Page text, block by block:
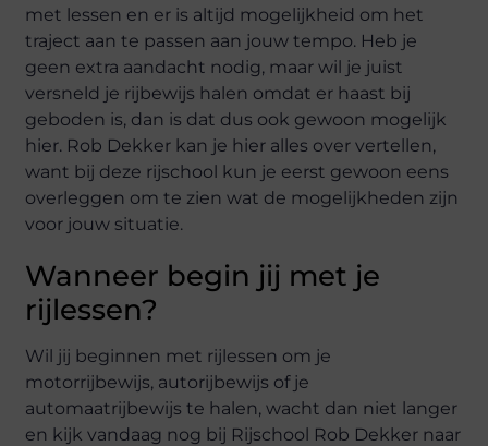
met lessen en er is altijd mogelijkheid om het
traject aan te passen aan jouw tempo. Heb je
geen extra aandacht nodig, maar wil je juist
versneld je rijbewijs halen omdat er haast bij
geboden is, dan is dat dus ook gewoon mogelijk
hier. Rob Dekker kan je hier alles over vertellen,
want bij deze rijschool kun je eerst gewoon eens
overleggen om te zien wat de mogelijkheden zijn
voor jouw situatie.
Wanneer begin jij met je
rijlessen?
Wil jij beginnen met rijlessen om je
motorrijbewijs, autorijbewijs of je
automaatrijbewijs te halen, wacht dan niet langer
en kijk vandaag nog bij Rijschool Rob Dekker naar